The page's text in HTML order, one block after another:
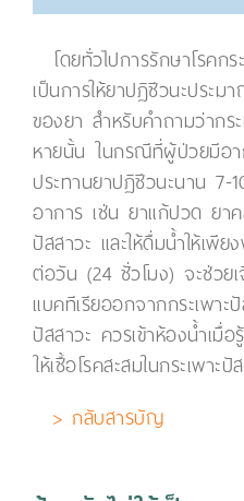
โดยทั่วไปการรักษาโรคก
เป็นการให้ยาปฏิชีวนะปร
ของยา สำหรับคำถามว่ากร
หายนั้น ในกรณีที่ผู้ป่วยมีอ
ประทานยาปฏิชีวนะนาน
อาการ เช่น ยาแก้ปวด ยา
ปัสสาวะ และให้ดื่มน้ำให้เพี
ต่อวัน (24 ชั่วโมง) จะช่วย
แบคทีเรียออกจากกระเพาะ
ปัสสาวะ ควรเข้าห้องน้ำเมื่
ให้เชื้อโรคสะสมในกระเพาะปั
> กลับสารบัญ